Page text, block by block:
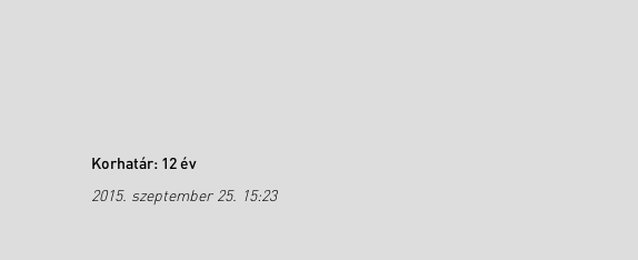
Korhatár: 12 év
2015. szeptember 25. 15:23